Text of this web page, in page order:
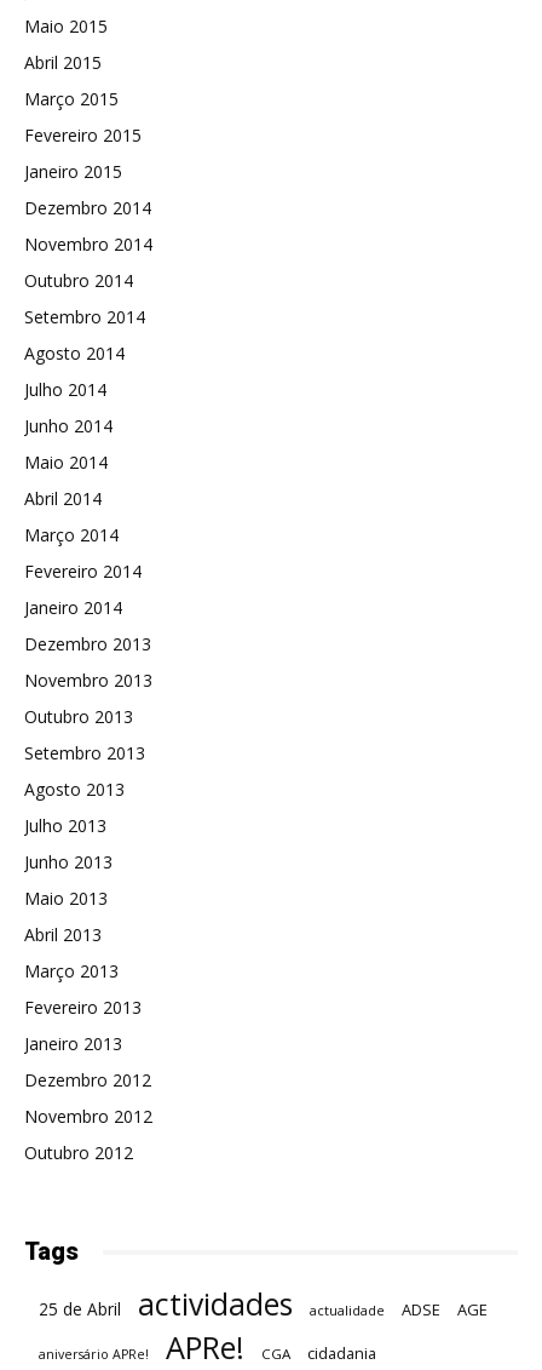
Maio 2015
Abril 2015
Março 2015
Fevereiro 2015
Janeiro 2015
Dezembro 2014
Novembro 2014
Outubro 2014
Setembro 2014
Agosto 2014
Julho 2014
Junho 2014
Maio 2014
Abril 2014
Março 2014
Fevereiro 2014
Janeiro 2014
Dezembro 2013
Novembro 2013
Outubro 2013
Setembro 2013
Agosto 2013
Julho 2013
Junho 2013
Maio 2013
Abril 2013
Março 2013
Fevereiro 2013
Janeiro 2013
Dezembro 2012
Novembro 2012
Outubro 2012
Tags
25 de Abril actividades actualidade ADSE AGE
aniversário APRe! APRe! CGA cidadania